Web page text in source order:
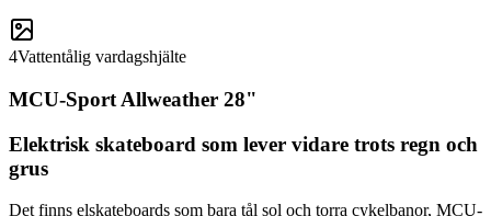
4Vattentålig vardagshjälte
MCU-Sport Allweather 28"
Elektrisk skateboard som lever vidare trots regn och
grus
Det finns elskateboards som bara tål sol och torra cykelbanor, MCU-